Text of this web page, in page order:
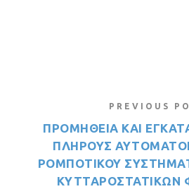
PREVIOUS
ΠΡΟΜΗΘΕΙΑ ΚΑΙ
ΠΛΗΡΟΥΣ
ΡΟΜΠΟΤΙΚΟΥ
ΚΥΤΤΑΡΟΣΤΑΤΙΚΩΝ